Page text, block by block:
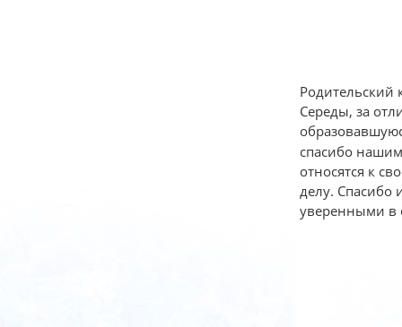
Родительский
Середы, за
спасибо
относятся к
делу. Спасибо
уверенными в